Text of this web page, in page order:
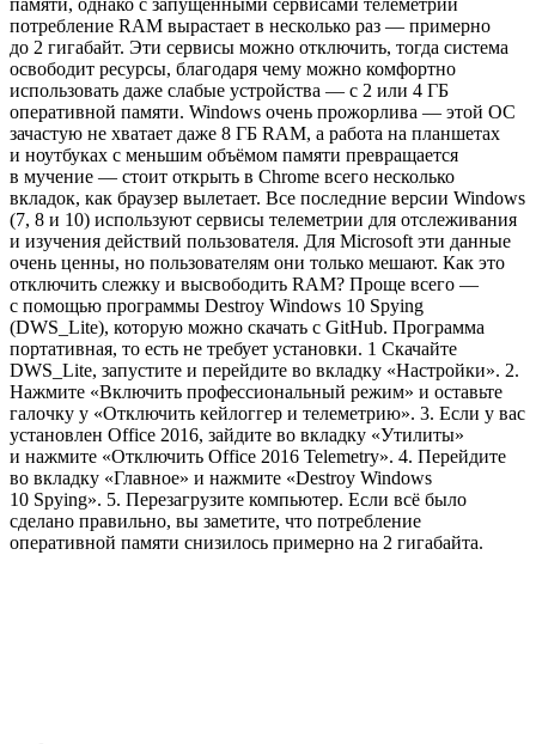
памяти, однако с запущенными сервисами телеметрии
потребление RAM вырастает в несколько раз — примерно
до 2 гигабайт. Эти сервисы можно отключить, тогда система
освободит ресурсы, благодаря чему можно комфортно
использовать даже слабые устройства — с 2 или 4 ГБ
оперативной памяти. Windows очень прожорлива — этой ОС
зачастую не хватает даже 8 ГБ RAM, а работа на планшетах
и ноутбуках с меньшим объёмом памяти превращается
в мучение — стоит открыть в Chrome всего несколько
вкладок, как браузер вылетает. Все последние версии Windows
(7, 8 и 10) используют сервисы телеметрии для отслеживания
и изучения действий пользователя. Для Microsoft эти данные
очень ценны, но пользователям они только мешают. Как это
отключить слежку и высвободить RAM? Проще всего —
с помощью программы Destroy Windows 10 Spying
(DWS_Lite), которую можно скачать с GitHub. Программа
портативная, то есть не требует установки. 1 Скачайте
DWS_Lite, запустите и перейдите во вкладку «Настройки». 2.
Нажмите «Включить профессиональный режим» и оставьте
галочку у «Отключить кейлоггер и телеметрию». 3. Если у вас
установлен Office 2016, зайдите во вкладку «Утилиты»
и нажмите «Отключить Office 2016 Telemetry». 4. Перейдите
во вкладку «Главное» и нажмите «Destroy Windows
10 Spying». 5. Перезагрузите компьютер. Если всё было
сделано правильно, вы заметите, что потребление
оперативной памяти снизилось примерно на 2 гигабайта.